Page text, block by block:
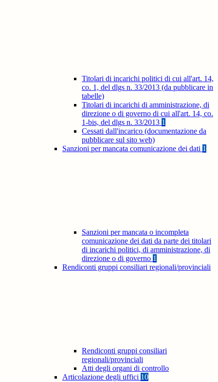
Titolari di incarichi politici di cui all'art. 14,
co. 1, del dlgs n. 33/2013 (da pubblicare in
tabelle)
Titolari di incarichi di amministrazione, di
direzione o di governo di cui all'art. 14, co.
1-bis, del dlgs n. 33/2013 1
Cessati dall'incarico (documentazione da
pubblicare sul sito web)
Sanzioni per mancata comunicazione dei dati 1
Sanzioni per mancata o incompleta
comunicazione dei dati da parte dei titolari
di incarichi politici, di amministrazione, di
direzione o di governo 1
Rendiconti gruppi consiliari regionali/provinciali
Rendiconti gruppi consiliari
regionali/provinciali
Atti degli organi di controllo
Articolazione degli uffici 10